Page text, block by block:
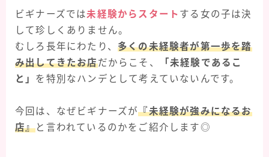
ビギナーズでは未経験からスタート する女の子は決
して珍しくありません。
むしろ長年にわたり、 多くの未経験者が第一歩を踏
み出してきたお店だからこそ、
「未経験であるこ
と」 を特別なハンデとして考えていないんです。
今回は、なぜビギナーズが『未経験が強みになるお
店』と言われているのかをご紹介します◎